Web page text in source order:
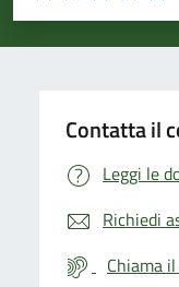
Valuta
Valuta 3
Valuta 2 stelle
Valuta 1 stelle su 5
Contatta il
Leggi le
Richiedi
Chiama